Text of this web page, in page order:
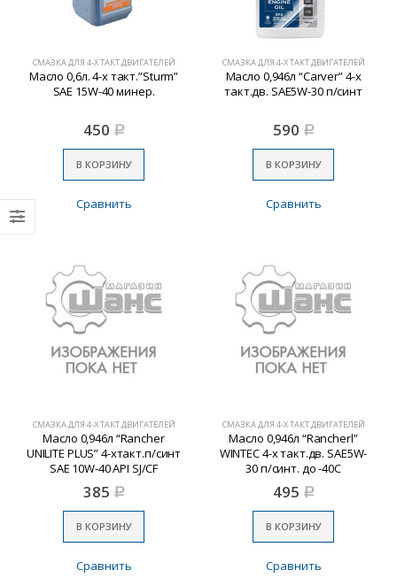
СМАЗКА ДЛЯ 4-Х ТАКТ.ДВИГАТЕЛЕЙ
Масло 0,6л. 4-х такт.”Sturm”
SAE 15W-40 минер.
450 Р
В КОРЗИНУ
Сравнить
СМАЗКА ДЛЯ 4-Х ТАКТ.ДВИГАТЕЛЕЙ
Масло 0,946л “Carver” 4-х
такт.дв. SAE5W-30 п/синт
590 Р
В КОРЗИНУ
Сравнить
СМАЗКА ДЛЯ 4-Х ТАКТ.ДВИГАТЕЛЕЙ
Масло 0,946л “Rancher
UNILITE PLUS” 4-хтакт.п/синт
SAE 10W-40 API SJ/CF
385 Р
В КОРЗИНУ
Сравнить
СМАЗКА ДЛЯ 4-Х ТАКТ.ДВИГАТЕЛЕЙ
Масло 0,946л “Rancherl”
WINTEC 4-х такт.дв. SAE5W-
30 п/синт. до -40С
495 Р
В КОРЗИНУ
Сравнить